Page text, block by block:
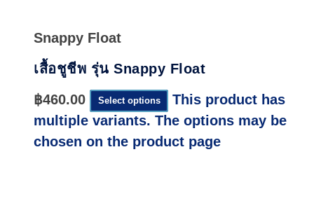
Snappy Float
เสื้อชูชีพ รุ่น Snappy Float
฿460.00 Select options
This product has
multiple variants. The options may be
chosen on the product page